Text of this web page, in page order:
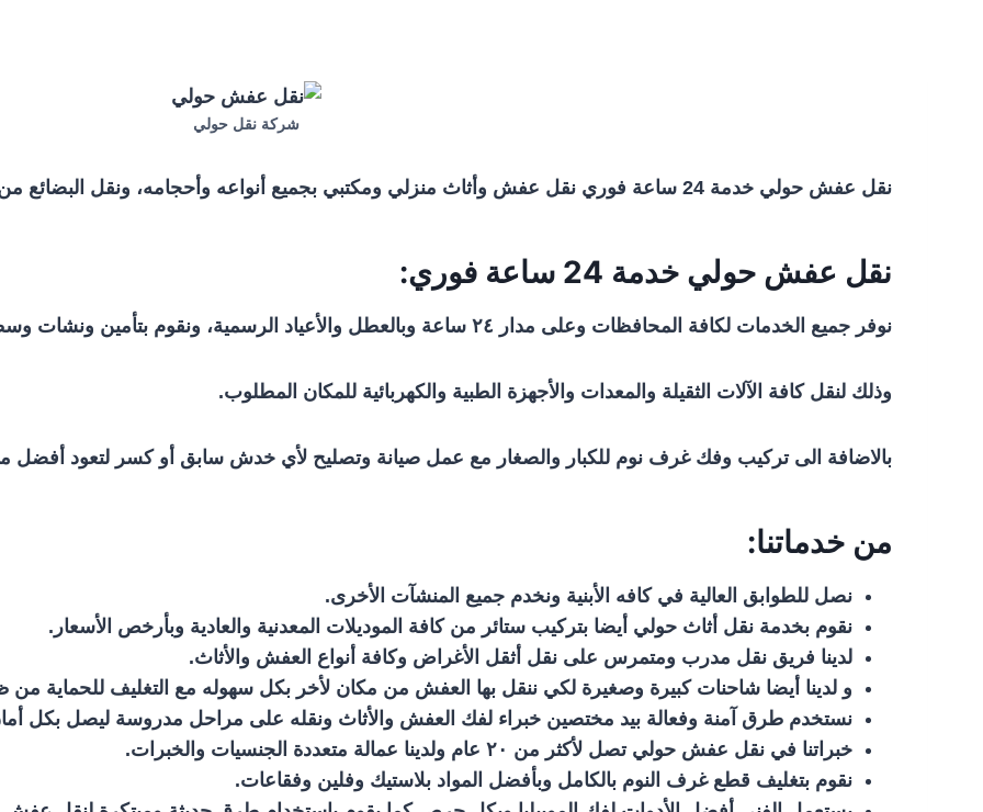
شركة نقل حولي
نقل عفش حولي خدمة 24 ساعة فوري نقل عفش وأثاث منزلي ومكتبي بجميع أنواعه وأحجامه، ونقل البضائع من كافة المعامل والشركات الخاصة والعامة
نقل عفش حولي خدمة 24 ساعة فوري:
نوفر جميع الخدمات لكافة المحافظات وعلى مدار ٢٤ ساعة وبالعطل والأعياد الرسمية، ونقوم بتأمين ونشات وسطحات ورافعات بمختلف الأحجام والقياسات
وذلك لنقل كافة الآلات الثقيلة والمعدات والأجهزة الطبية والكهربائية للمكان المطلوب.
بالاضافة الى تركيب وفك غرف نوم للكبار والصغار مع عمل صيانة وتصليح لأي خدش سابق أو كسر لتعود أفضل
من خدماتنا:
نصل للطوابق العالية في كافه الأبنية ونخدم جميع المنشآت الأخرى.
نقوم بخدمة نقل أثاث حولي أيضا بتركيب ستائر من كافة الموديلات المعدنية والعادية وبأرخص الأسعار.
لدينا فريق نقل مدرب ومتمرس على نقل أثقل الأغراض وكافة أنواع العفش والأثاث.
و لدينا أيضا شاحنات كبيرة وصغيرة لكي ننقل بها العفش من مكان لأخر بكل سهوله مع التغليف للحماية من
نستخدم طرق آمنة وفعالة بيد مختصين خبراء لفك العفش والأثاث ونقله على مراحل مدروسة ليصل بكل
خبراتنا في نقل عفش حولي تصل لأكثر من ٢٠ عام ولدينا عمالة متعددة الجنسيات والخبرات.
نقوم بتغليف قطع غرف النوم بالكامل وبأفضل المواد بلاستيك وفلين وفقاعات.